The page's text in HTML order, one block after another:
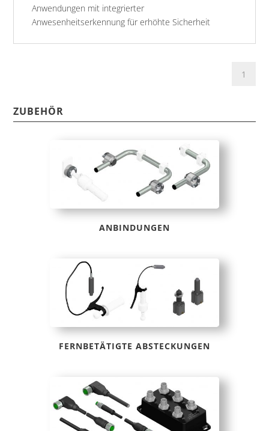
Anwendungen mit integrierter
Anwesenheitserkennung für erhöhte Sicherheit
ZUBEHÖR
ANBINDUNGEN
FERNBETÄTIGTE ABSTECKUNGEN